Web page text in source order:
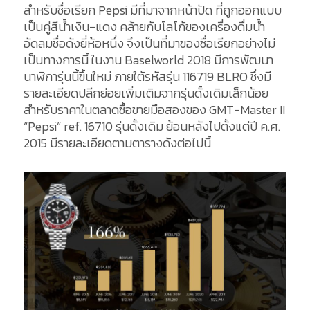
สำหรับชื่อเรียก Pepsi มีที่มาจากหน้าปัด ที่ถูกออกแบบ
เป็นคู่สีน้ำเงิน-แดง คล้ายกับโลโก้ของเครื่องดื่มน้ำ
อัดลมชื่อดังยี่ห้อหนึ่ง จึงเป็นที่มาของชื่อเรียกอย่างไม่
เป็นทางการนี้ ในงาน Baselworld 2018 มีการพัฒนา
นาฬิการุ่นนี้ขึ้นใหม่ ภายใต้รหัสรุ่น 116719 BLRO ซึ่งมี
รายละเอียดปลีกย่อยเพิ่มเติมจากรุ่นดั้งเดิมเล็กน้อย
สำหรับราคาในตลาดซื้อขายมือสองของ GMT-Master II
“Pepsi” ref. 16710 รุ่นดั้งเดิม ย้อนหลังไปตั้งแต่ปี ค.ศ.
2015 มีรายละเอียดตามตารางดังต่อไปนี้